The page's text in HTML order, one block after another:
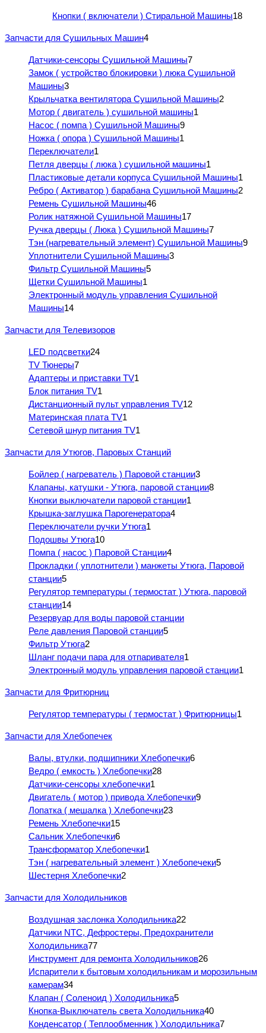
Кнопки ( включатели ) Стиральной Машины18
Запчасти для Сушильных Машин4
Датчики-сенсоры Сушильной Машины7
Замок ( устройство блокировки ) люка Сушильной
Машины3
Крыльчатка вентилятора Сушильной Машины2
Мотор ( двигатель ) сушильной машины1
Насос ( помпа ) Сушильной Машины9
Ножка ( опора ) Сушильной Машины1
Переключатели1
Петля дверцы ( люка ) сушильной машины1
Пластиковые детали корпуса Сушильной Машины1
Ребро ( Активатор ) барабана Сушильной Машины2
Ремень Сушильной Машины46
Ролик натяжной Сушильной Машины17
Ручка дверцы ( Люка ) Сушильной Машины7
Тэн (нагревательный элемент) Сушильной Машины9
Уплотнители Сушильной Машины3
Фильтр Сушильной Машины5
Щетки Сушильной Машины1
Электронный модуль управления Сушильной
Машины14
Запчасти для Телевизоров
LED подсветки24
TV Тюнеры7
Адаптеры и приставки TV1
Блок питания TV1
Дистанционный пульт управления TV12
Материнская плата TV1
Сетевой шнур питания TV1
Запчасти для Утюгов, Паровых Станций
Бойлер ( нагреватель ) Паровой станции3
Клапаны, катушки - Утюга, паровой станции8
Кнопки выключатели паровой станции1
Крышка-заглушка Парогенератора4
Переключатели ручки Утюга1
Подошвы Утюга10
Помпа ( насос ) Паровой Станции4
Прокладки ( уплотнители ) манжеты Утюга, Паровой
станции5
Регулятор температуры ( термостат ) Утюга, паровой
станции14
Резервуар для воды паровой станции
Реле давления Паровой станции5
Фильтр Утюга2
Шланг подачи пара для отпаривателя1
Электронный модуль управления паровой станции1
Запчасти для Фритюрниц
Регулятор температуры ( термостат ) Фритюрницы1
Запчасти для Хлебопечек
Валы, втулки, подшипники Хлебопечки6
Ведро ( емкость ) Хлебопечки28
Датчики-сенсоры хлебопечки1
Двигатель ( мотор ) привода Хлебопечки9
Лопатка ( мешалка ) Хлебопечки23
Ремень Хлебопечки15
Сальник Хлебопечки6
Трансформатор Хлебопечки1
Тэн ( нагревательный элемент ) Хлебопечеки5
Шестерня Хлебопечки2
Запчасти для Холодильников
Воздушная заслонка Холодильника22
Датчики NTC, Дефростеры, Предохранители
Холодильника77
Инструмент для ремонта Холодильников26
Испарители к бытовым холодильникам и морозильным
камерам34
Клапан ( Соленоид ) Холодильника5
Кнопка-Выключатель света Холодильника40
Конденсатор ( Теплообменник ) Холодильника7